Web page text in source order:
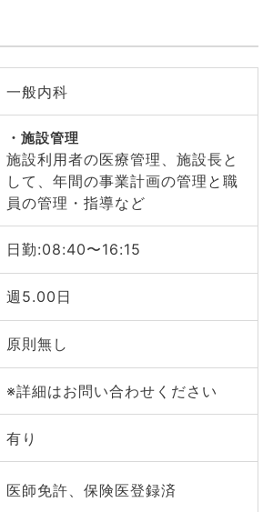
一般内科
施設管理
施設利用者の医療管理、施設長と
して、年間の事業計画の管理と職
員の管理・指導など
日勤:08:40〜16:15
週5.00日
原則無し
※詳細はお問い合わせください
有り
医師免許、保険医登録済